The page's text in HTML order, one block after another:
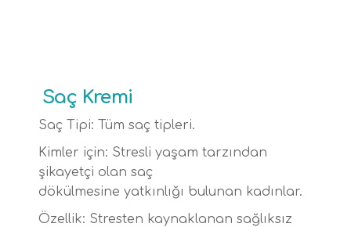
Saç Kremi
Saç Tipi: Tüm saç tipleri.
Kimler için: Stresli yaşam tarzından
şikayetçi olan saç
dökülmesine yatkınlığı bulunan kadınlar.
Özellik: Stresten kaynaklanan sağlıksız